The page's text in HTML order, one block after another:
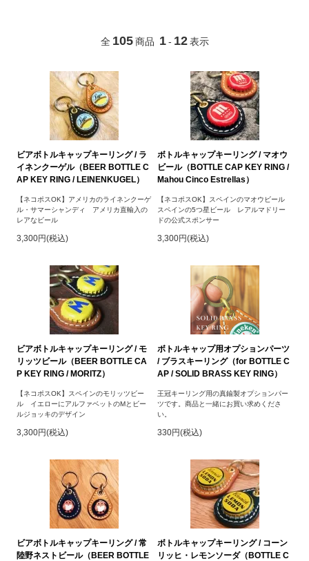
全 105 商品 1 - 12 表示
ビアボトルキャップキーリング / ラ
イネンクーゲル（BEER BOTTLE C
AP KEY RING / LEINENKUGEL）
【ネコポスOK】アメリカのライネンクーゲ
ル・サマーシャンディ アメリカ直輸入の
レアなビール
3,300円(税込)
ボトルキャップキーリング / マオウ
ビール（BOTTLE CAP KEY RING /
Mahou Cinco Estrellas）
【ネコポスOK】スペインのマオウビール
スペインの5つ星ビール レアルマドリー
ドの公式スポンサー
3,300円(税込)
ビアボトルキャップキーリング / モ
リッツビール（BEER BOTTLE CA
P KEY RING / MORITZ）
【ネコポスOK】スペインのモリッツビー
ル イエローにアルファベットのMとビー
ルジョッキのデザイン
3,300円(税込)
ボトルキャップ用オプションパーツ
/ ブラスキーリング（for BOTTLE C
AP / SOLID BRASS KEY RING）
王冠キーリング用の真鍮製オプションパー
ツです。商品と一緒にお買い求めくださ
い。
330円(税込)
ビアボトルキャップキーリング / 常
陸野ネストビール（BEER BOTTLE
ボトルキャップキーリング / コーン
リッヒ・レモンソーダ（BOTTLE C